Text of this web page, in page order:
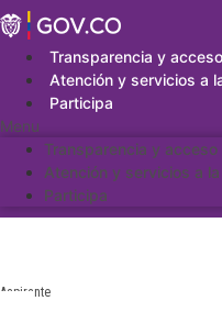
Saltar
al
contenidoTransparencia y
Atención y servicios a
Participa
Menu
Transparencia y
Atención y servicios a
Participa
Aspirante